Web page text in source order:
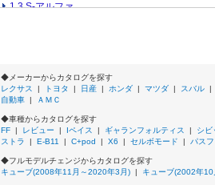
1.3 S-アルファ
1.3 X
1.3 X 4WD
1.3 X-アルファ
1.3 アルテ
1.3 アルテ 4WD
1.3 アルテ CVT-M6
1.3 アルテ CVT-M6 4WD
1.3 アルテ-アルファ
◆メーカーからカタログを探す
レクサス
| トヨタ | 日産 | ホンダ | マツダ | スバル |
自動車 | ＡＭＣ
◆車種からカタログを探す
FF | レビュー | Iペイス | ギャランフォルティス | シビ
ストラ | E-B11 | C+pod | X6 | セルボモード | パス
◆フルモデルチェンジからカタログを探す
キューブ(2008年11月～2020年3月) | キューブ(2002年